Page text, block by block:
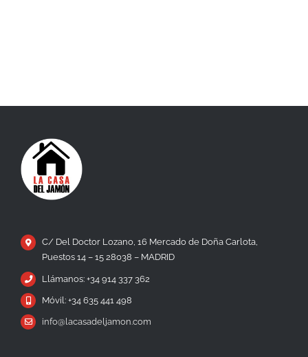
C/ Del Doctor Lozano, 16 Mercado de Doña Carlota,
Puestos 14 – 15 28038 – MADRID
Llámanos: +34 914 337 362
Móvil: +34 635 441 498
info@lacasadeljamon.com